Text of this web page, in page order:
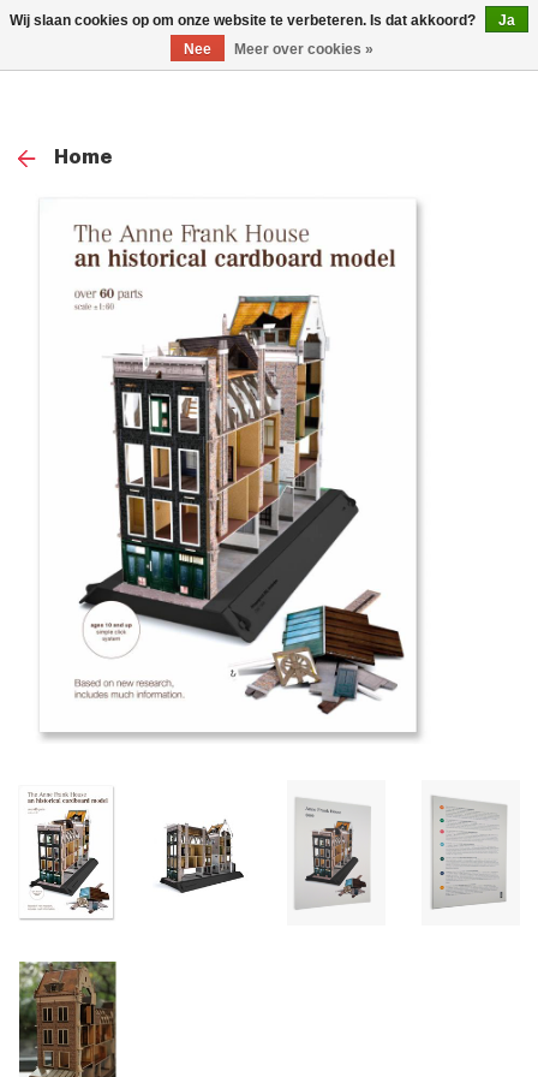
0
Home
Wij slaan cookies op om onze website te verbeteren. Is dat akkoord?
Ja
Nee
Meer over cookies »